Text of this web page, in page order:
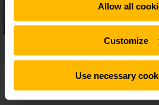
Allow all
Customize
Use necessary